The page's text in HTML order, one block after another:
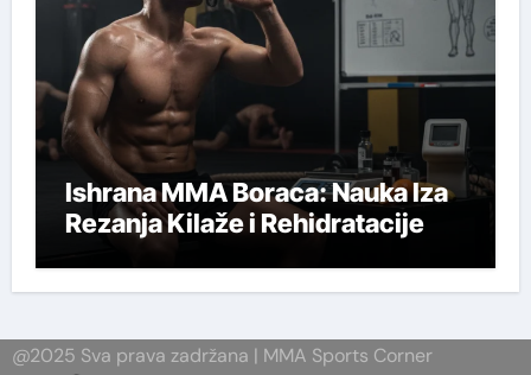
Ishrana MMA Boraca: Nauka Iza
Rezanja Kilaže i Rehidratacije
@2025 Sva prava zadržana | MMA Sports Corner